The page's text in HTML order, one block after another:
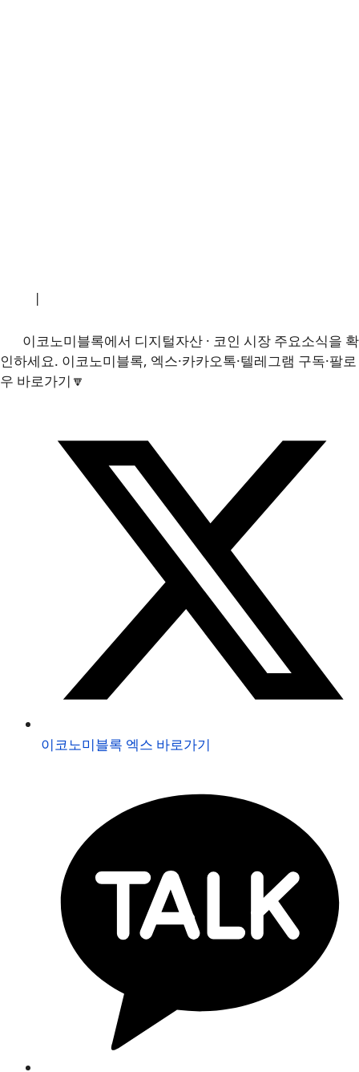
|
이코노미블록에서 디지털자산 · 코인 시장 주요소식을 확
인하세요. 이코노미블록, 엑스·카카오톡·텔레그램 구독·팔로
우 바로가기🔽
이코노미블록 엑스 바로가기